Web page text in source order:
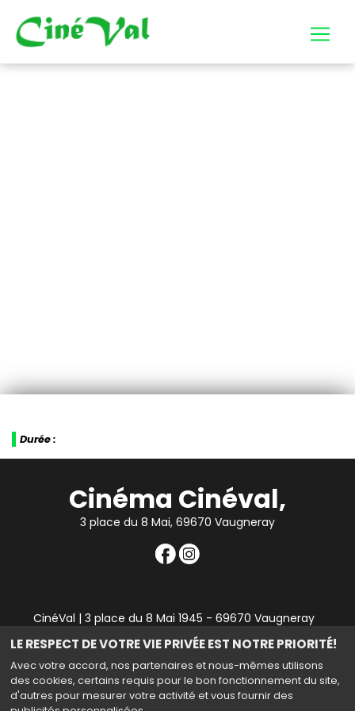
LE RESPECT DE VOTRE VIE PRIVÉE EST NOTRE PRIORITÉ!
Avec votre accord, nos partenaires et nous-mêmes utilisons
des cookies, certains requis pour le bon fonctionnement du site,
d'autres pour mesurer votre activité et vous fournir des
Durée :
Cinéma Cinéval,
3 place du 8 Mai, 69670 Vaugneray
CinéVal | 3 place du 8 Mai 1945 - 69670 Vaugneray
|Mentions légales|Contact|RGPD| Tel : 04 78 45 94